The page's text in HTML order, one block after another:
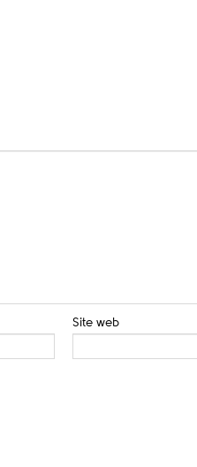
Site web